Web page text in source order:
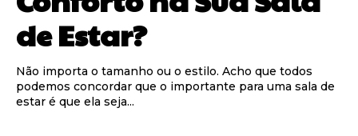
de Estar?
Não importa o tamanho ou o estilo. Acho que todos
podemos concordar que o importante para uma sala de
estar é que ela seja...